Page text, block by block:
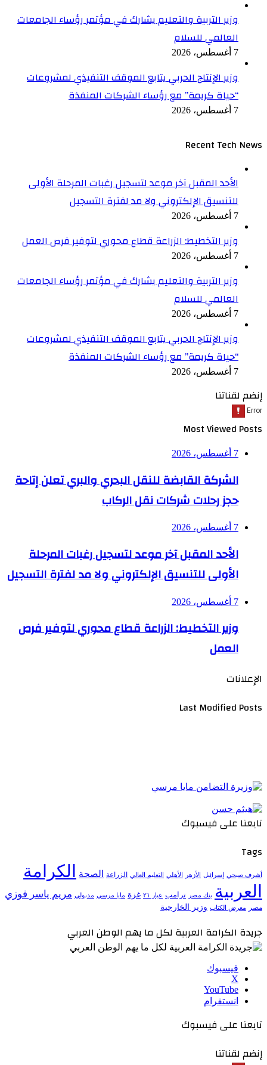
وزير التربية والتعليم يشارك في مؤتمر رؤساء الجامعات
العالمي للسلام
7 أغسطس، 2026
وزير الإنتاج الحربي يتابع الموقف التنفيذي لمشروعات
“حياة كريمة” مع رؤساء الشركات المنفذة
7 أغسطس، 2026
Recent Tech News
الأحد المقبل آخر موعد لتسجيل رغبات المرحلة الأولى
للتنسيق الإلكتروني ولا مد لفترة التسجيل
7 أغسطس، 2026
وزير التخطيط: الزراعة قطاع محوري لتوفير فرص العمل
7 أغسطس، 2026
وزير التربية والتعليم يشارك في مؤتمر رؤساء الجامعات
العالمي للسلام
7 أغسطس، 2026
وزير الإنتاج الحربي يتابع الموقف التنفيذي لمشروعات
“حياة كريمة” مع رؤساء الشركات المنفذة
7 أغسطس، 2026
إنضم لقناتنا
Most Viewed Posts
7 أغسطس، 2026
الشركة القابضة للنقل البحري والبري تعلن إتاحة
حجز رحلات شركات نقل الركاب
7 أغسطس، 2026
الأحد المقبل آخر موعد لتسجيل رغبات المرحلة
الأولى للتنسيق الإلكتروني ولا مد لفترة التسجيل
7 أغسطس، 2026
وزير التخطيط: الزراعة قطاع محوري لتوفير فرص
العمل
الإعلانات
Last Modified Posts
تابعنا على فيسبوك
Tags
أشرف صبحي إسرائيل الأزهر الأهلي التعليم العالي الزراعة الصحة
الكرامة
العربية
بنك مصر ترامب عيار ٢١ غزة مايا مرسي مدبولي مريم ياسر فوزي
مصر معرض الكتاب وزير الخارجية
جريدة الكرامة العربية لكل ما يهم الوطن العربي
فيسبوك
‫X
‫YouTube
انستقرام
تابعنا على فيسبوك
إنضم لقناتنا